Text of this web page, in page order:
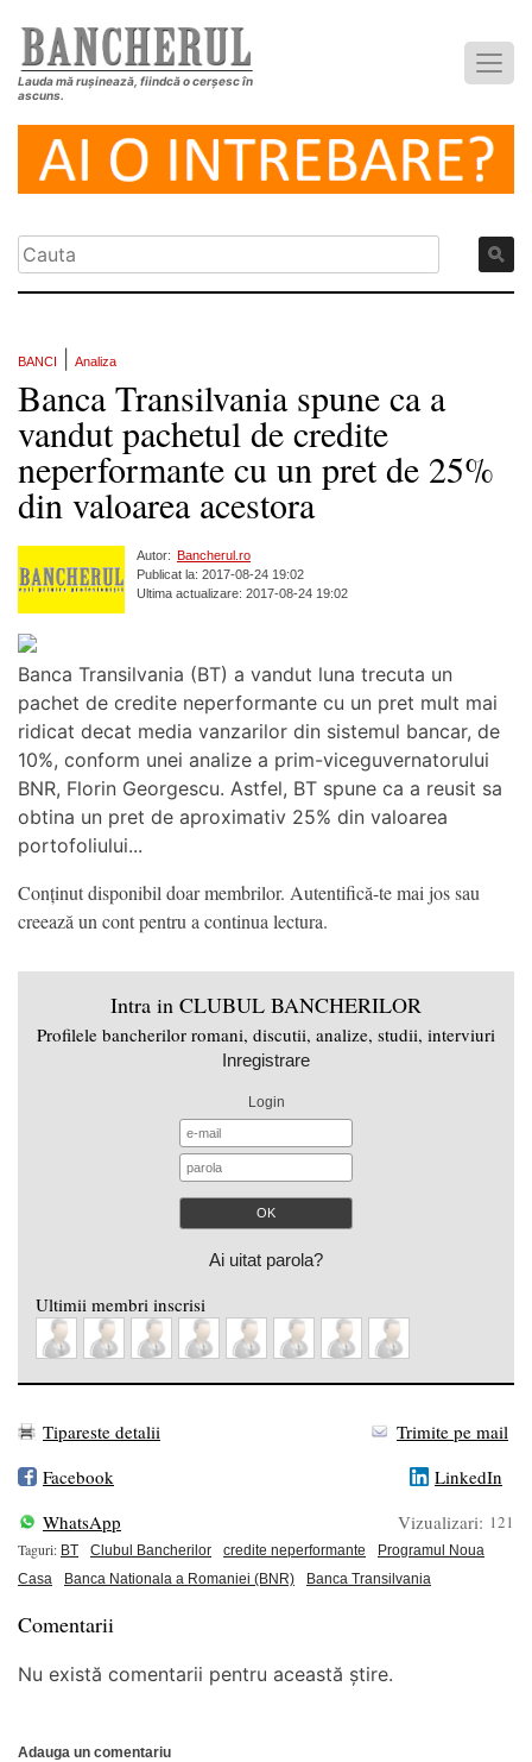
Lauda mă rușinează, fiindcă o cerșesc în
ascuns.
BANCI Analiza
Banca Transilvania spune ca a
vandut pachetul de credite
neperformante cu un pret de 25%
din valoarea acestora
Autor: Bancherul.ro
Publicat la: 2017-08-24 19:02
Ultima actualizare: 2017-08-24 19:02
Banca Transilvania (BT) a vandut luna trecuta un
pachet de credite neperformante cu un pret mult mai
ridicat decat media vanzarilor din sistemul bancar, de
10%, conform unei analize a prim-viceguvernatorului
BNR, Florin Georgescu. Astfel, BT spune ca a reusit sa
obtina un pret de aproximativ 25% din valoarea
portofoliului...
Conținut disponibil doar membrilor. Autentifică-te mai jos sau
creează un cont pentru a continua lectura.
Intra in CLUBUL BANCHERILOR
Profilele bancherilor romani, discutii, analize, studii, interviuri
Inregistrare
Login
Ai uitat parola?
Ultimii membri inscrisi
Tipareste detalii
Trimite pe mail
Facebook
LinkedIn
WhatsApp
Vizualizari: 121
Taguri: BT Clubul Bancherilor credite neperformante
Programul Noua
Casa
Banca Nationala a Romaniei (BNR) Banca Transilvania
Comentarii
Nu există comentarii pentru această știre.
Adauga un comentariu